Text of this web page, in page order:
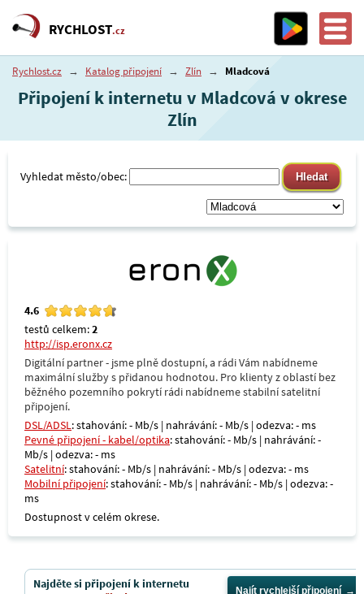
RYCHLOST.cz
Rychlost.cz → Katalog připojení → Zlín → Mladcová
Připojení k internetu v Mladcová v okrese
Zlín
Vyhledat město/obec:
4.6
testů celkem:2
http://isp.eronx.cz
Digitální partner - jsme plně dostupní, a rádi Vám nabídneme
maximální služby s přidanou hodnotou. Pro klienty z oblastí bez
běžného pozemního pokrytí rádi nabídneme stabilní satelitní
připojení.
DSL/ADSL: stahování: - Mb/s | nahrávání: - Mb/s | odezva: - ms
Pevné připojení - kabel/optika: stahování: - Mb/s | nahrávání: -
Mb/s | odezva: - ms
Satelitní: stahování: - Mb/s | nahrávání: - Mb/s | odezva: - ms
Mobilní připojení: stahování: - Mb/s | nahrávání: - Mb/s | odezva: -
ms
Dostupnost v celém okrese.
Najděte si připojení k internetu
Najít rychlejší připojení